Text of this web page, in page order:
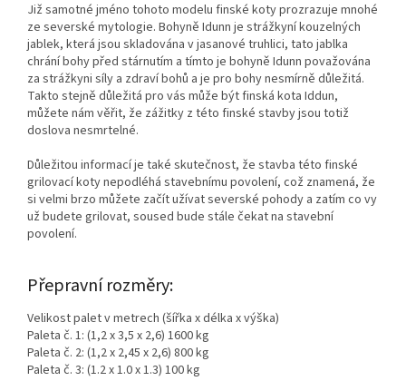
Již samotné jméno tohoto modelu finské koty prozrazuje mnohé
ze severské mytologie. Bohyně Idunn je strážkyní kouzelných
jablek, která jsou skladována v jasanové truhlici, tato jablka
chrání bohy před stárnutím a tímto je bohyně Idunn považována
za strážkyni síly a zdraví bohů a je pro bohy nesmírně důležitá.
Takto stejně důležitá pro vás může být finská kota Iddun,
můžete nám věřit, že zážitky z této finské stavby jsou totiž
doslova nesmrtelné.
Důležitou informací je také skutečnost, že stavba této finské
grilovací koty nepodléhá stavebnímu povolení, což znamená, že
si velmi brzo můžete začít užívat severské pohody a zatím co vy
už budete grilovat, soused bude stále čekat na stavební
povolení.
Přepravní rozměry:
Velikost palet v metrech (šířka x délka x výška)
Paleta č. 1: (1,2 x 3,5 x 2,6) 1600 kg
Paleta č. 2: (1,2 x 2,45 x 2,6) 800 kg
Paleta č. 3: (1.2 x 1.0 x 1.3) 100 kg